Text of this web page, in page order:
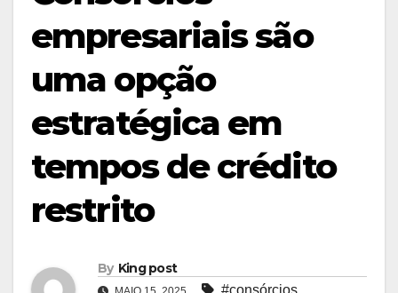
empresariais são
uma opção
estratégica em
tempos de crédito
restrito
By King post